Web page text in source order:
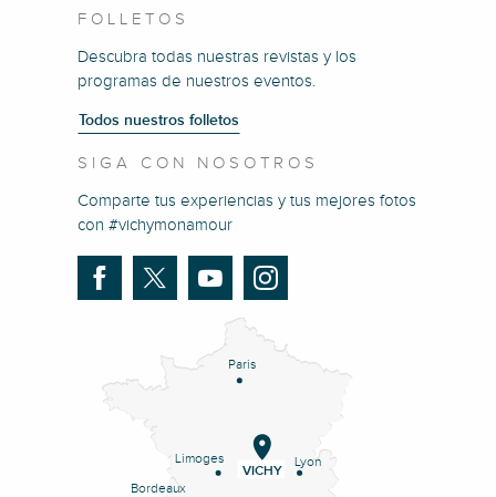
FOLLETOS
Descubra todas nuestras revistas y los
programas de nuestros eventos.
Todos nuestros folletos
SIGA CON NOSOTROS
Comparte tus experiencias y tus mejores fotos
con #vichymonamour
Paris
Lyon
Limoges
Bordeaux
VICHY